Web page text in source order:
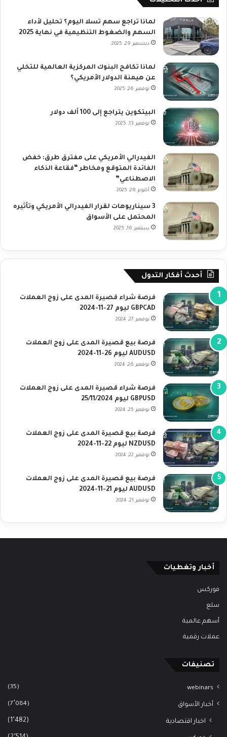
لماذا تراجع سهم تسلا اليوم؟ تحليل لأداء
السهم والضغوط التنظيمية في نهاية 2025
ديسمبر 29, 2025
لماذا تكافح البنوك المركزية العالمية للتخلي
عن هيمنة الدولار الأمريكي؟
نوفمبر 26, 2025
البيتكوين يتراجع إلى 100 ألف دولار
نوفمبر 13, 2025
الفيدرالي الأمريكي على مفترق طرق: خفض
الفائدة المتوقع ومخاطر “فقاعة الذكاء
الاصطناعي”
أكتوبر 28, 2025
3 سيناريوهات لقرار الفيدرالي الأمريكي وتأثيره
المحتمل على الأسواق
سبتمبر 16, 2025
أحدث أفكار التدول
فرصة شراء قصيرة المدى على زوج العملات
GBPCAD ليوم 27-11-2024
نوفمبر 27, 2024
فرصة بيع قصيرة المدى على زوج العملات
AUDUSD ليوم 26-11-2024
نوفمبر 26, 2024
فرصة شراء قصيرة المدى على زوج العملات
GBPUSD ليوم 25/11/2024
نوفمبر 25, 2024
فرصة بيع قصيرة المدى على زوج العملات
NZDUSD ليوم 22-11-2024
نوفمبر 22, 2024
فرصة بيع قصيرة المدى على زوج العملات
AUDUSD ليوم 21-11-2024
نوفمبر 21, 2024
أخبار وتغطيات
فوركس
سلع
أسهم عالمية
عملات رقمية
تصنيفات
webinars
(35)
أخبار الأسواق (7٬084)
اخبار اقتصادية (1٬482)